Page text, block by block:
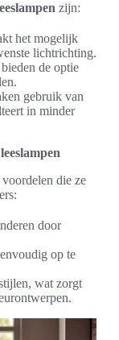
zijn:
het mogelijk
lichtrichting.
de optie
gebruik van
in minder
die ze
door
op te
wat zorgt